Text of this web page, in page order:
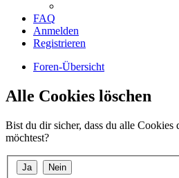
FAQ
Anmelden
Registrieren
Foren-Übersicht
Alle Cookies löschen
Bist du dir sicher, dass du alle Cookies
möchtest?